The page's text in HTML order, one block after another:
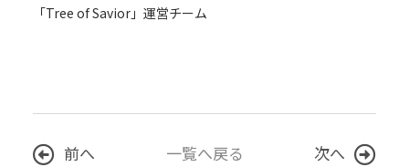
「Tree of Savior」運営チーム
前へ 一覧へ戻る 次へ